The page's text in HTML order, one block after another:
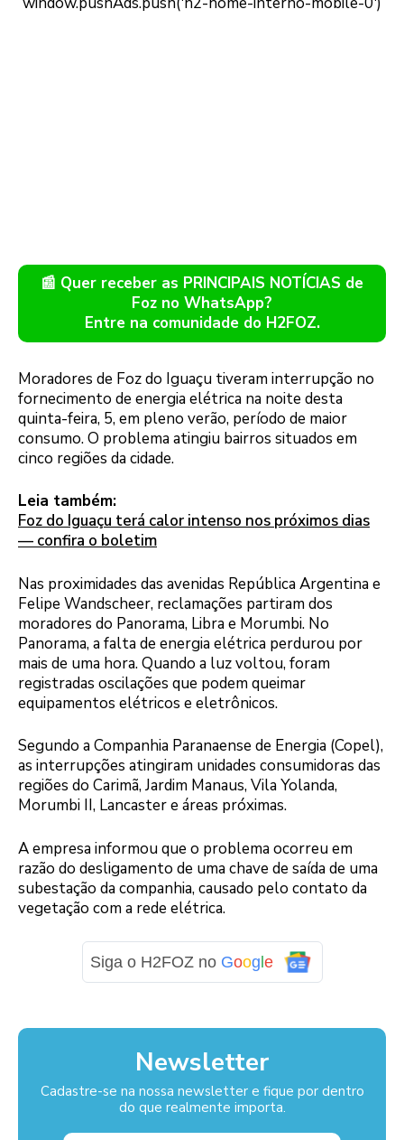
📰 Quer receber as PRINCIPAIS NOTÍCIAS de
Foz no WhatsApp?
Entre na comunidade do H2FOZ.
Moradores de Foz do Iguaçu tiveram interrupção no
fornecimento de energia elétrica na noite desta
quinta-feira, 5, em pleno verão, período de maior
consumo. O problema atingiu bairros situados em
cinco regiões da cidade.
Leia também:
Foz do Iguaçu terá calor intenso nos próximos dias
— confira o boletim
Nas proximidades das avenidas República Argentina e
Felipe Wandscheer, reclamações partiram dos
moradores do Panorama, Libra e Morumbi. No
Panorama, a falta de energia elétrica perdurou por
mais de uma hora. Quando a luz voltou, foram
registradas oscilações que podem queimar
equipamentos elétricos e eletrônicos.
Segundo a Companhia Paranaense de Energia (Copel),
as interrupções atingiram unidades consumidoras das
regiões do Carimã, Jardim Manaus, Vila Yolanda,
Morumbi II, Lancaster e áreas próximas.
A empresa informou que o problema ocorreu em
razão do desligamento de uma chave de saída de uma
subestação da companhia, causado pelo contato da
vegetação com a rede elétrica.
Siga o H2FOZ no Goog e
Newsletter
Cadastre-se na nossa newsletter e fique por dentro
do que realmente importa.